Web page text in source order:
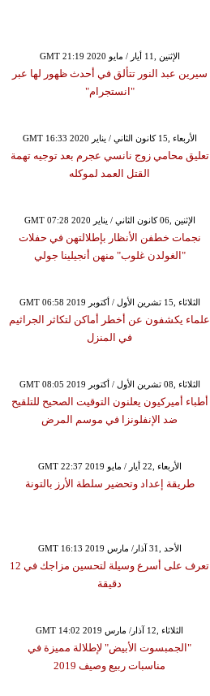
GMT 21:19 2020 الإثنين ,11 أيار / مايو
سيرين عبد النور تتألق في أحدث ظهور لها عبر
"انستجرام"
GMT 16:33 2020 الأربعاء ,15 كانون الثاني / يناير
تعليق محامي زوج نانسي عجرم بعد توجيه تهمة
القتل العمد لموكله
GMT 07:28 2020 الإثنين ,06 كانون الثاني / يناير
نجمات خطفن الأنظار بإطلالتهن في حفلات
"الغولدن غلوب" منهن أنجيلينا جولي
GMT 06:58 2019 الثلاثاء ,15 تشرين الأول / أكتوبر
علماء يكشفون عن أخطر أماكن لتكاثر الجراثيم
في المنزل
GMT 08:05 2019 الثلاثاء ,08 تشرين الأول / أكتوبر
أطباء أميركيون يعلنون التوقيت الصحيح للتلقيح
ضد الإنفلونزا في موسم المرض
GMT 22:37 2019 الأربعاء ,22 أيار / مايو
طريقة إعداد وتحضير سلطة الأرز بالتونة
GMT 16:13 2019 الأحد ,31 آذار/ مارس
تعرف على أسرع وسيلة لتحسين مزاجك في 12
دقيقة
GMT 14:02 2019 الثلاثاء ,12 آذار/ مارس
"الجمبسوت الأبيض" لإطلالة مميزة في
مناسبات ربيع وصيف 2019